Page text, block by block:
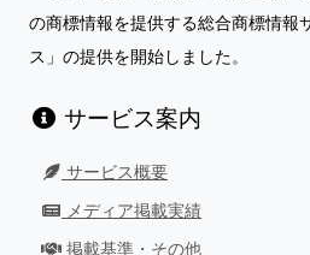
の商標情報を提供する総合商標情報
ス」の提供を開始しました。
サービス案内
サービス概要
メディア掲載実績
掲載基準・その他